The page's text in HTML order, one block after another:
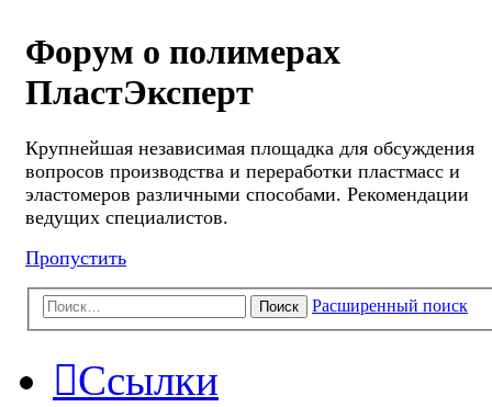
Форум о полимерах
ПластЭксперт
Крупнейшая независимая площадка для обсуждения
вопросов производства и переработки пластмасс и
эластомеров различными способами. Рекомендации
ведущих специалистов.
Пропустить
Поиск Расширенный поиск
Ссылки